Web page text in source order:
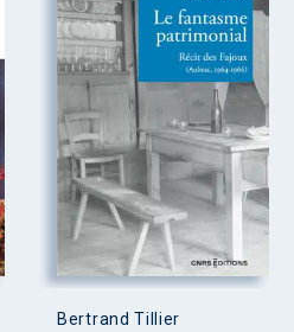
Bertrand Tillier